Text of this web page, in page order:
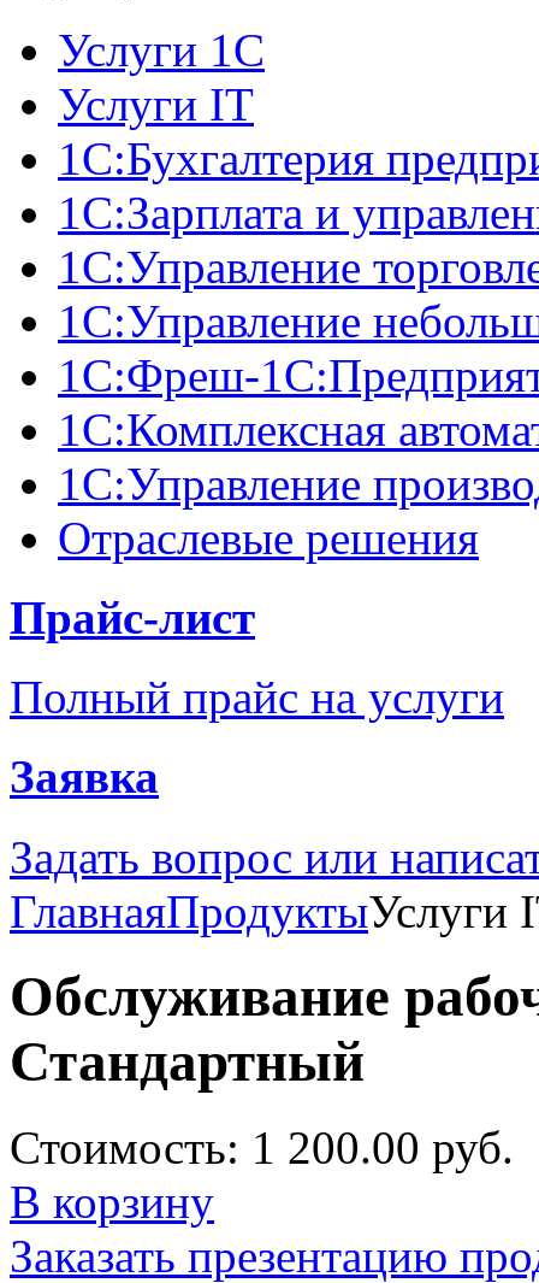
Услуги 1С
Услуги IT
1С:Бухгалтерия
1С:Зарплата и
1С:Управление
1С:Управление
1C:Фреш-
1С:Комплексная
1С:Управление
Отраслевые решения
Прайс-лист
Полный прайс на услуги
Заявка
Задать вопрос или
ГлавнаяПродуктыУслуги
Обслуживание
Стандартный
Стоимость: 1 200.00 руб.
В корзину
Заказать презентацию